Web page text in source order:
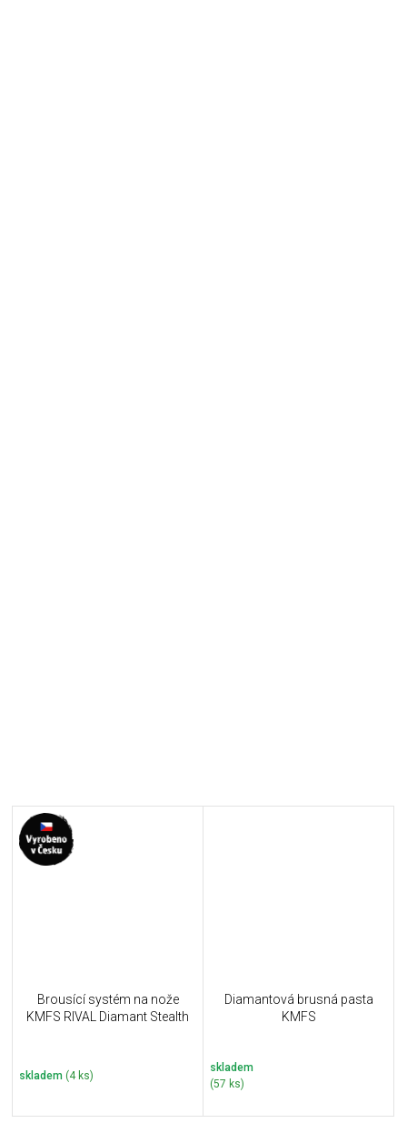
Brousící systém na nože
KMFS RIVAL Diamant Stealth
skladem (4 ks)
Diamantová brusná pasta
KMFS
skladem
(57 ks)